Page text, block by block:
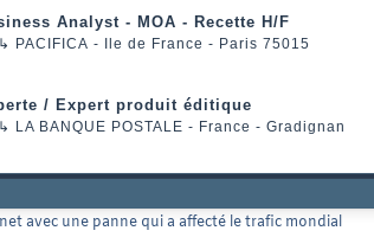
Analyst - MOA - Recette H/F
↳ PACIFICA - Ile de France - Paris 75015
/ Expert produit éditique
↳ LA BANQUE POSTALE - France - Gradignan
avec une panne qui a affecté le trafic mondial